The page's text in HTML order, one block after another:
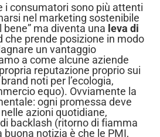
i consumatori sono più attenti
nel marketing sostenibile
bene” ma diventa una leva di
che prende posizione in modo
un vantaggio
a come alcune aziende
reputazione proprio sui
noti per l’ecologia,
equo). Ovviamente la
ogni promessa deve
azioni quotidiane,
backlash (ritorno di fiamma
buona notizia è che le PMI,